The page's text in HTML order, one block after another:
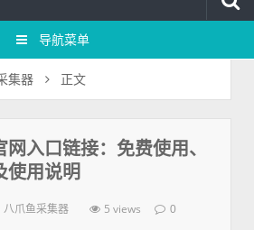
导航菜单
集器 正文
入口链接：免费使用、
使用说明
八爪鱼采集器 5 views 0